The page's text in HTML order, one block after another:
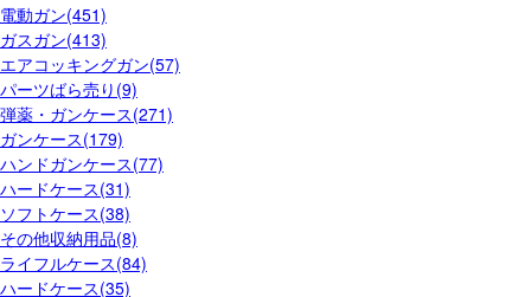
電動ガン(451)
ガスガン(413)
エアコッキングガン(57)
パーツばら売り(9)
弾薬・ガンケース(271)
ガンケース(179)
ハンドガンケース(77)
ハードケース(31)
ソフトケース(38)
その他収納用品(8)
ライフルケース(84)
ハードケース(35)